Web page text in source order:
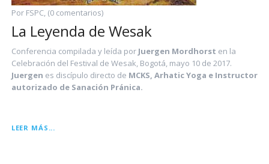
Por FSPC, (0 comentarios)
La Leyenda de Wesak
Conferencia compilada y leída por Juergen Mordhorst en la
Celebración del Festival de Wesak, Bogotá, mayo 10 de 2017.
Juergen es discípulo directo de MCKS, Arhatic Yoga e Instructor
autorizado de Sanación Pránica.
LEER MÁS...